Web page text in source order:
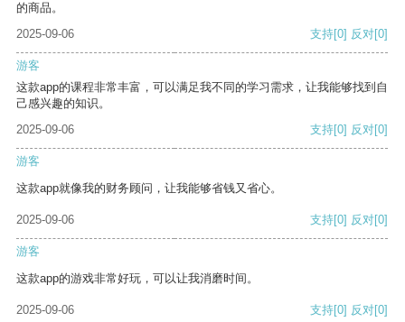
的商品。
2025-09-06
支持[0] 反对[0]
游客
这款app的课程非常丰富，可以满足我不同的学习需求，让我能够找到自
己感兴趣的知识。
2025-09-06
支持[0] 反对[0]
游客
这款app就像我的财务顾问，让我能够省钱又省心。
2025-09-06 支持[0] 反对[0]
游客
这款app的游戏非常好玩，可以让我消磨时间。
2025-09-06 支持[0] 反对[0]